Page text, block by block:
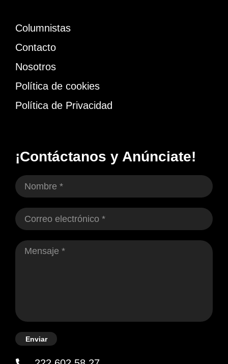
Columnistas
Contacto
Nosotros
Política de cookies
Política de Privacidad
¡Contáctanos y Anúnciate!
Enviar